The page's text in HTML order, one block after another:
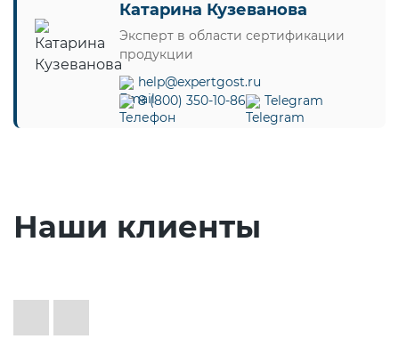
Катарина Кузеванова
Эксперт в области сертификации
продукции
help@expertgost.ru
8 (800) 350-10-86
Telegram
Наши клиенты